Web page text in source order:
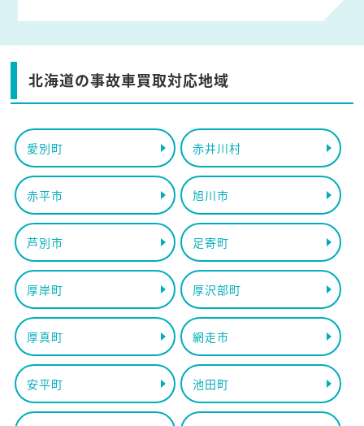
北海道の事故車買取対応地域
愛別町 赤井川村
赤平市 旭川市
芦別市 足寄町
厚岸町 厚沢部町
厚真町 網走市
安平町 池田町